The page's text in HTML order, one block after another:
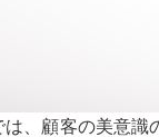
は、顧客の美意識